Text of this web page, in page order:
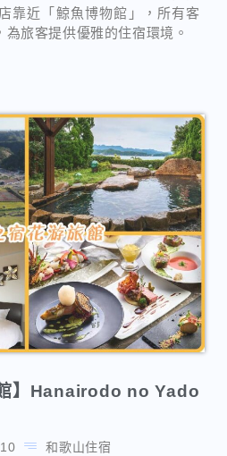
】Hanairodo no Yado
和歌山住宿
no Yado Kayuu）位於和
美景與傳統日式風情完美結合
環境。